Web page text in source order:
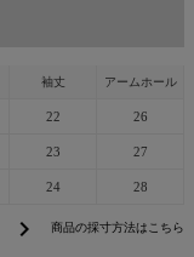
袖丈 アームホール
22 26
23 27
24 28
chevron_right 商品の採寸方法はこちら